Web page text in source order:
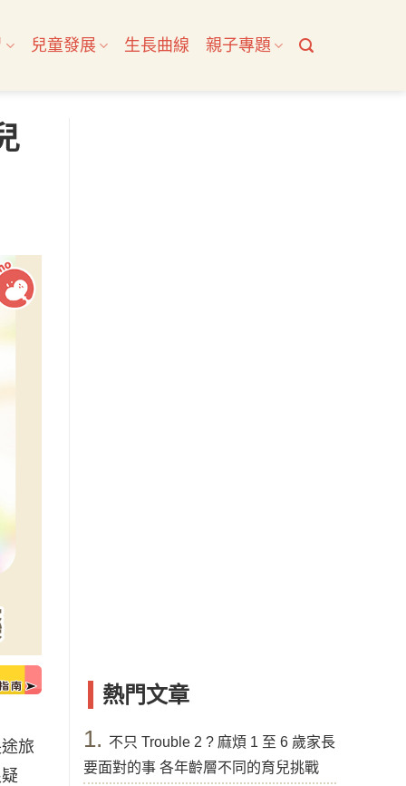
兒童發展 生長曲線 親子專題
旅
熱門文章
1. 不只 Trouble 2 ? 麻煩 1 至 6 歲家長
要面對的事 各年齡層不同的育兒挑戰